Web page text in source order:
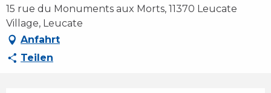
15 rue du Monuments aux Morts, 11370 Leucate
Village, Leucate
Anfahrt
Teilen